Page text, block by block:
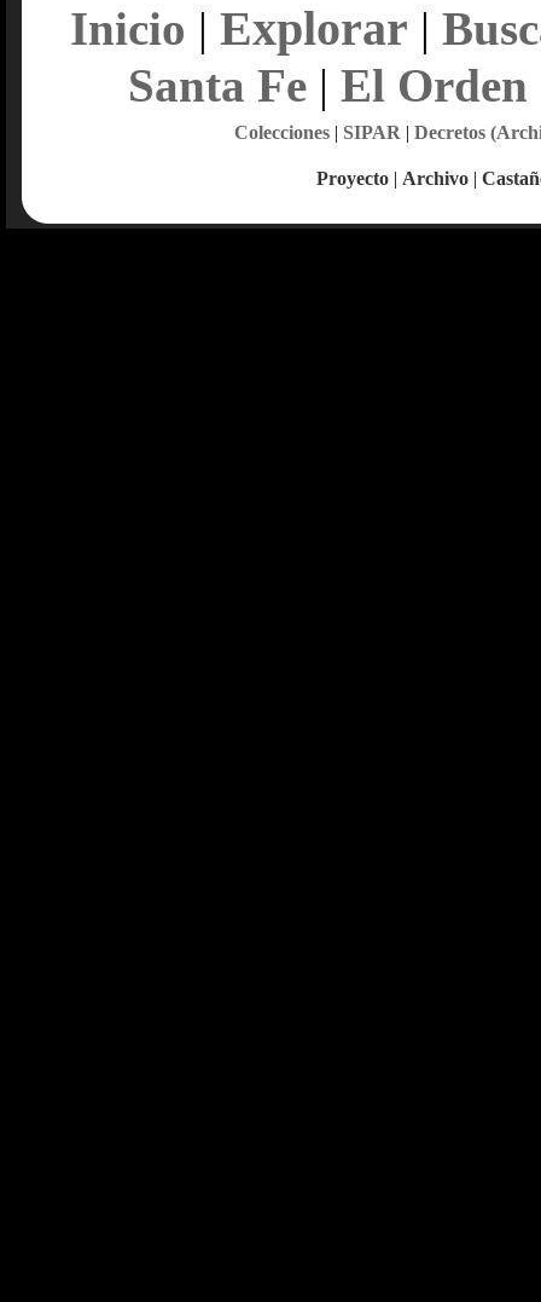
Inicio | Explorar |
Santa Fe| El Orden
Colecciones| SIPAR | Decretos
Proyecto | Archivo |